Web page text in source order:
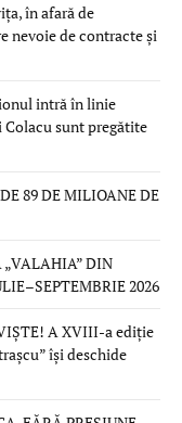
în afară de
nevoie de contracte și
intră în linie
sunt pregătite
89 DE MILIOANE DE
DIN
2026
A XVIII-a ediție
își deschide